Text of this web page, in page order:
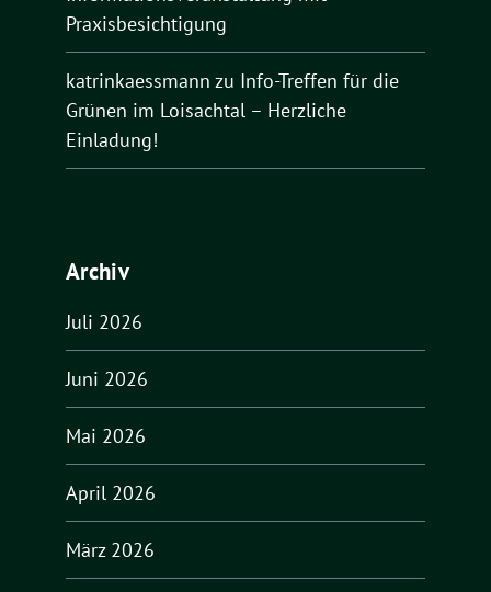
Praxisbesichtigung
katrinkaessmann zu Info-Treffen für die
Grünen im Loisachtal – Herzliche
Einladung!
Archiv
Juli 2026
Juni 2026
Mai 2026
April 2026
März 2026